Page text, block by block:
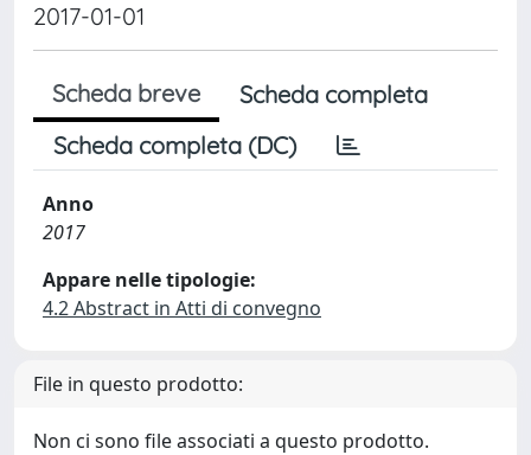
2017-01-01
Scheda breve
Scheda completa
Scheda completa (DC)
Anno
2017
Appare nelle tipologie:
4.2 Abstract in Atti di convegno
File in questo prodotto:
Non ci sono file associati a questo prodotto.